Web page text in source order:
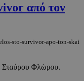
από τον
sto-survivor-apo-ton-skai
Σταύρου Φλώρου.